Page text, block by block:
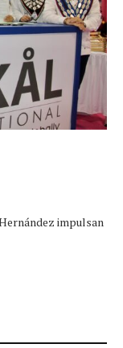
impulsan